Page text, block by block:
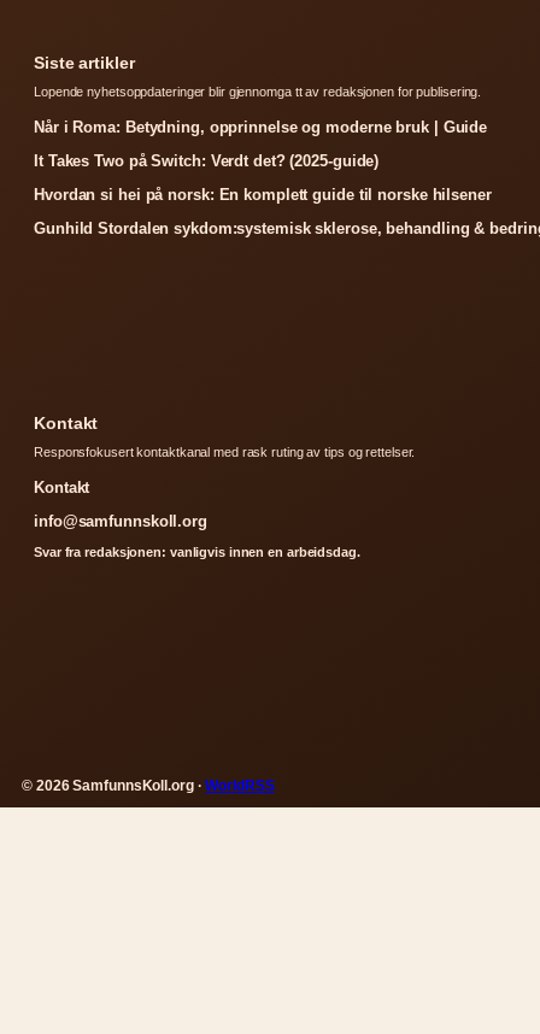
Siste artikler
Lopende nyhetsoppdateringer blir gjennomga tt av redaksjonen for publisering.
Når i Roma: Betydning, opprinnelse og moderne bruk | Guide
It Takes Two på Switch: Verdt det? (2025-guide)
Hvordan si hei på norsk: En komplett guide til norske hilsener
Gunhild Stordalen sykdom:systemisk sklerose, behandling &
Kontakt
Responsfokusert kontaktkanal med rask ruting av tips og rettelser.
Kontakt
info@samfunnskoll.org
Svar fra redaksjonen: vanligvis innen en arbeidsdag.
© 2026 SamfunnsKoll.org ·WorldRSS